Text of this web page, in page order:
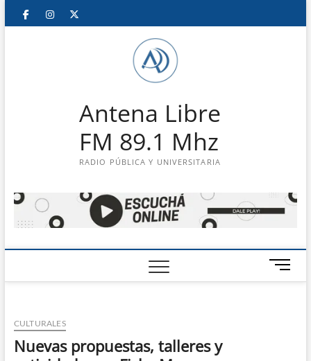
Saltar
FacebookInstagram
Antena Libre
FM 89.1 Mhz
RADIO PÚBLICA Y UNIVERSITARIA
B
o
CULTURALES
Nuevas propuestas, talleres y